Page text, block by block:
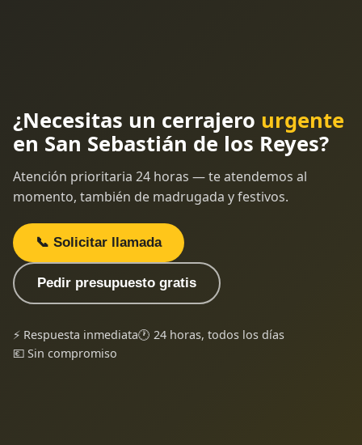
¿Necesitas un cerrajero urgente
en San Sebastián de los Reyes?
Atención prioritaria 24 horas — te atendemos al
momento, también de madrugada y festivos.
📞 Solicitar llamada
Pedir presupuesto gratis
⚡ Respuesta inmediata🕐 24 horas, todos los días
💶 Sin compromiso